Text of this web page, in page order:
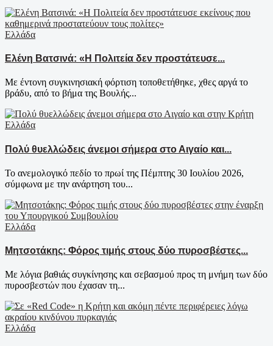
Ελλάδα
Ελένη Βατσινά: «Η Πολιτεία δεν προστάτευσε...
Με έντονη συγκινησιακή φόρτιση τοποθετήθηκε, χθες αργά το
βράδυ, από το βήμα της Βουλής...
Ελλάδα
Πολύ θυελλώδεις άνεμοι σήμερα στο Αιγαίο και...
Το ανεμολογικό πεδίο το πρωί της Πέμπτης 30 Ιουλίου 2026,
σύμφωνα με την ανάρτηση του...
Ελλάδα
Μητσοτάκης: Φόρος τιμής στους δύο πυροσβέστες...
Με λόγια βαθιάς συγκίνησης και σεβασμού προς τη μνήμη των δύο
πυροσβεστών που έχασαν τη...
Ελλάδα